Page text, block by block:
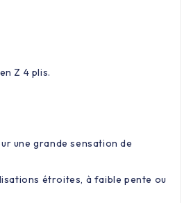
Z 4 plis.
une grande sensation de
étroites, à faible pente ou